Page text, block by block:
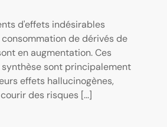
d'effets indésirables
de dérivés de
en augmentation. Ces
sont principalement
effets hallucinogènes,
des risques [...]